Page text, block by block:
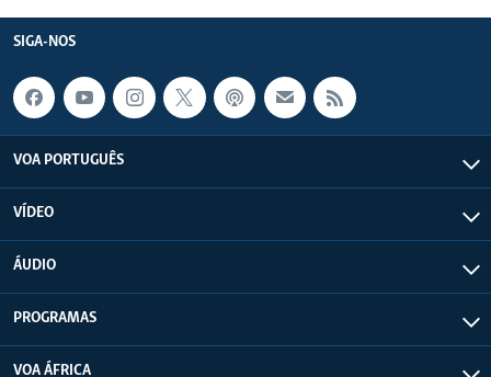
SIGA-NOS
VOA PORTUGUÊS
VÍDEO
ÁUDIO
PROGRAMAS
VOA ÁFRICA